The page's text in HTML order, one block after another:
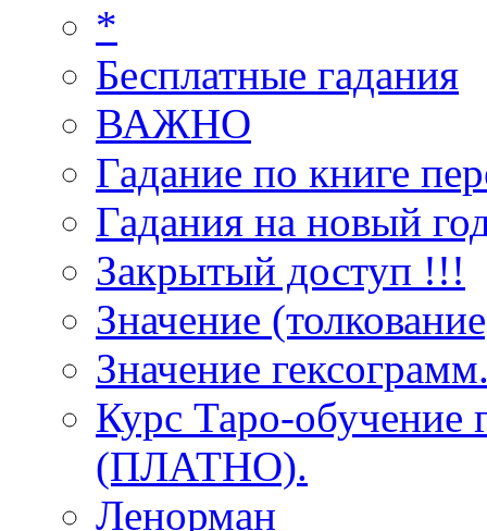
*
Бесплатные гадания
ВАЖНО
Гадание по книге
Гадания на новый
Закрытый доступ !!!
Значение
Значение
Курс Таро-обучение
(ПЛАТНО).
Ленорман